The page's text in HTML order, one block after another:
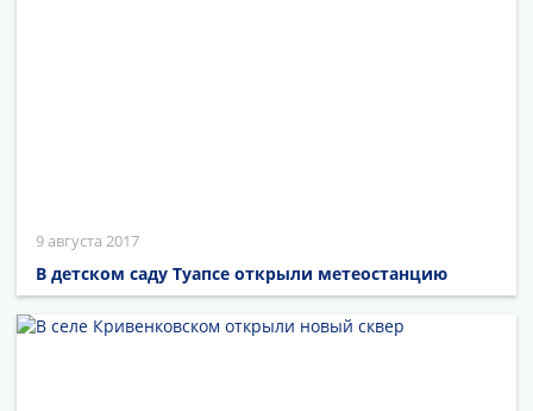
9 августа 2017
В детском саду Туапсе открыли метеостанцию